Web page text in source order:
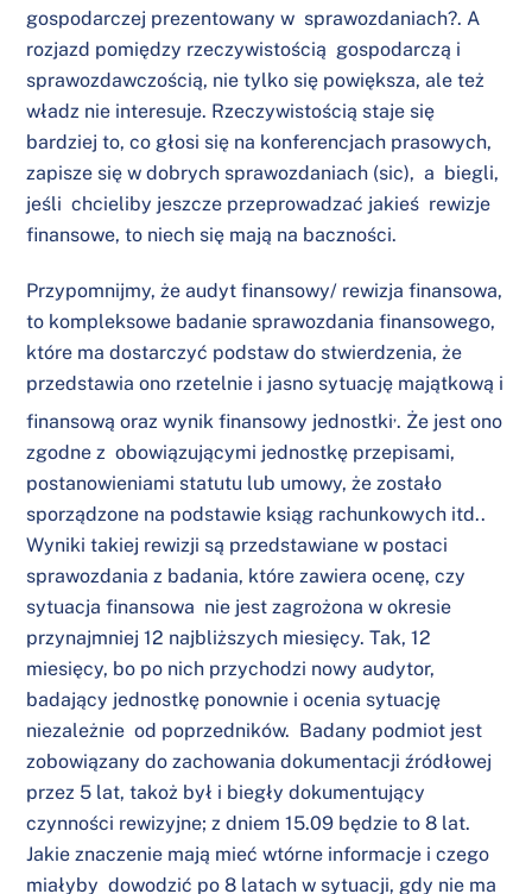
gospodarczej prezentowany w sprawozdaniach?. A
rozjazd pomiędzy rzeczywistością gospodarczą i
sprawozdawczością, nie tylko się powiększa, ale też
władz nie interesuje. Rzeczywistością staje się
bardziej to, co głosi się na konferencjach prasowych,
zapisze się w dobrych sprawozdaniach (sic), a biegli,
jeśli chcieliby jeszcze przeprowadzać jakieś rewizje
finansowe, to niech się mają na baczności.
Przypomnijmy, że audyt finansowy/ rewizja finansowa,
to kompleksowe badanie sprawozdania finansowego,
które ma dostarczyć podstaw do stwierdzenia, że
przedstawia ono rzetelnie i jasno sytuację majątkową i
finansową oraz wynik finansowy jednostki,. Że jest ono
zgodne z obowiązującymi jednostkę przepisami,
postanowieniami statutu lub umowy, że zostało
sporządzone na podstawie ksiąg rachunkowych itd..
Wyniki takiej rewizji są przedstawiane w postaci
sprawozdania z badania, które zawiera ocenę, czy
sytuacja finansowa nie jest zagrożona w okresie
przynajmniej 12 najbliższych miesięcy. Tak, 12
miesięcy, bo po nich przychodzi nowy audytor,
badający jednostkę ponownie i ocenia sytuację
niezależnie od poprzedników. Badany podmiot jest
zobowiązany do zachowania dokumentacji źródłowej
przez 5 lat, takoż był i biegły dokumentujący
czynności rewizyjne; z dniem 15.09 będzie to 8 lat.
Jakie znaczenie mają mieć wtórne informacje i czego
miałyby dowodzić po 8 latach w sytuacji, gdy nie ma